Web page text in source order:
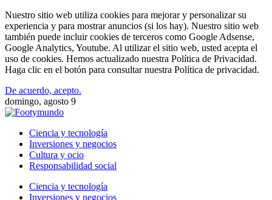
Nuestro sitio web utiliza cookies para mejorar y personalizar su
experiencia y para mostrar anuncios (si los hay). Nuestro sitio web
también puede incluir cookies de terceros como Google Adsense,
Google Analytics, Youtube. Al utilizar el sitio web, usted acepta el
uso de cookies. Hemos actualizado nuestra Política de Privacidad.
Haga clic en el botón para consultar nuestra Política de privacidad.
De acuerdo, acepto.
domingo, agosto 9
Ciencia y tecnología
Inversiones y negocios
Cultura y ocio
Responsabilidad social
Ciencia y tecnología
Inversiones y negocios